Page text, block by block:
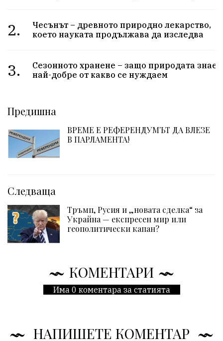
2.
Чесънът – древното природно лекарство,
което науката продължава да изследва
3.
Сезонното хранене – защо природата знае
най-добре от какво се нуждаем
Предишна
ВРЕМЕ Е РЕФЕРЕНДУМЪТ ДА ВЛЕЗЕ
В ПАРЛАМЕНТА!
Следваща
Тръмп, Русия и „новата сделка“ за
Украйна — експресен мир или
геополитически капан?
КОМЕНТАРИ
Има 0 коментара за статията
НАПИШЕТЕ КОМЕНТАР